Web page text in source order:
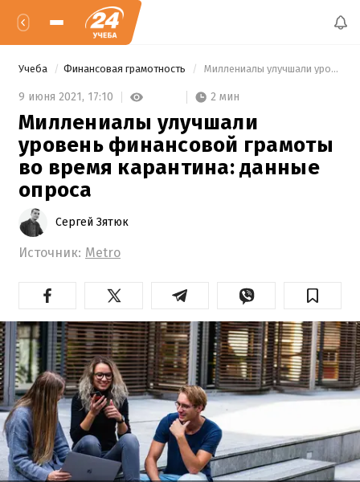
Учеба Финансовая грамотность Миллениалы улучшали уровень финансовой грамоты во время карантина: данные опроса
9 июня 2021, 17:10 2 мин
Миллениалы улучшали
уровень финансовой грамоты
во время карантина: данные
опроса
Сергей Зятюк
Источник: Metro